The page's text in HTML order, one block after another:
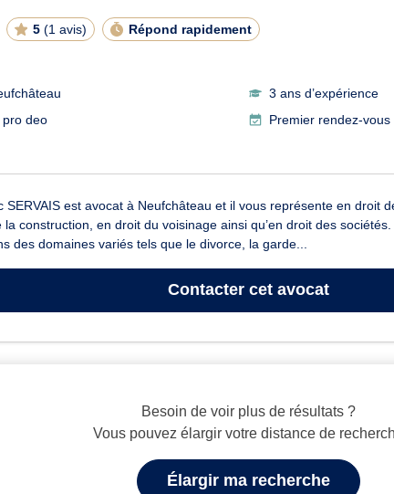
5 (1 avis) Répond rapidement
3 ans d’expérience
pro deo
Premier rendez-
SERVAIS est avocat à Neufchâteau et il vous représente en droit
la construction, en droit du voisinage ainsi qu’en droit des
des domaines variés tels que le divorce, la garde...
Contacter cet avocat
Besoin de voir plus de résultats ?
Vous pouvez élargir votre distance de
Élargir ma recherche